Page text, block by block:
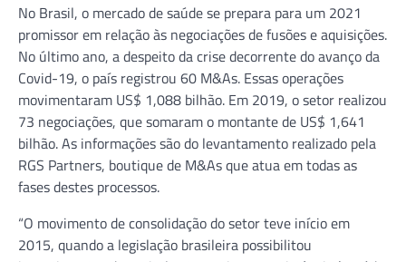
No Brasil, o mercado de saúde se prepara para um 2021
promissor em relação às negociações de fusões e aquisições.
No último ano, a despeito da crise decorrente do avanço da
Covid-19, o país registrou 60 M&As. Essas operações
movimentaram US$ 1,088 bilhão. Em 2019, o setor realizou
73 negociações, que somaram o montante de US$ 1,641
bilhão. As informações são do levantamento realizado pela
RGS Partners, boutique de M&As que atua em todas as
fases destes processos.
“O movimento de consolidação do setor teve início em
2015, quando a legislação brasileira possibilitou